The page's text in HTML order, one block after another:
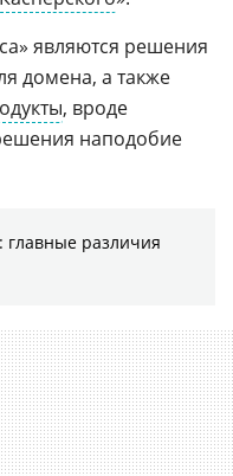
являются решения
домена, а также
, вроде
наподобие
различия